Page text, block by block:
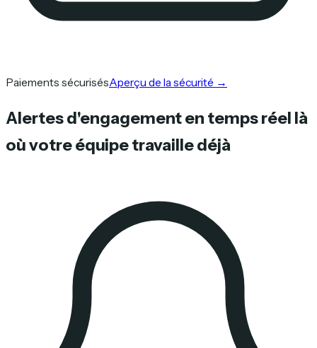
Paiements sécurisésAperçu de la sécurité →
Alertes d'engagement en temps réel là
où votre équipe travaille déjà